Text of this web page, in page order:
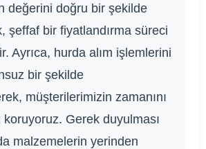
değerini doğru bir şekilde
şeffaf bir fiyatlandırma süreci
Ayrıca, hurda alım işlemlerini
bir şekilde
müşterilerimizin zamanını
Gerek duyulması
malzemelerin yerinden